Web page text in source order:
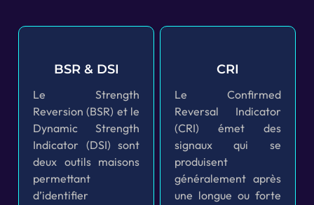
BSR & DSI
Le Strength
Reversion (BSR) et le
Dynamic Strength
Indicator (DSI) sont
deux outils maisons
permettant
d’identifier
CRI
Le Confirmed
Reversal Indicator
(CRI) émet des
signaux qui se
produisent
généralement après
une longue ou forte